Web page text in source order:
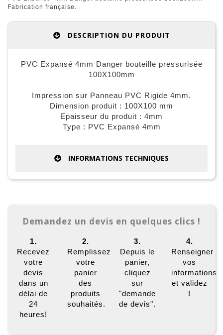
Fabrication française.
DESCRIPTION DU PRODUIT
PVC Expansé 4mm Danger bouteille pressurisée
100X100mm
Impression sur Panneau PVC Rigide 4mm.
Dimension produit : 100X100 mm
Epaisseur du produit : 4mm
Type : PVC Expansé 4mm
INFORMATIONS TECHNIQUES
Demandez un devis en quelques clics !
1.
Recevez
votre
devis
dans un
délai de
24
heures!
2.
Remplissez
votre
panier
des
produits
souhaités.
3.
Depuis le
panier,
cliquez
sur
"demande
de devis".
4.
Renseigner
vos
informations
et validez
!